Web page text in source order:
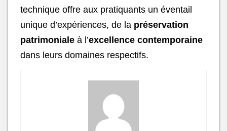
technique offre aux pratiquants un éventail
unique d’expériences, de la préservation
patrimoniale à l’excellence contemporaine
dans leurs domaines respectifs.